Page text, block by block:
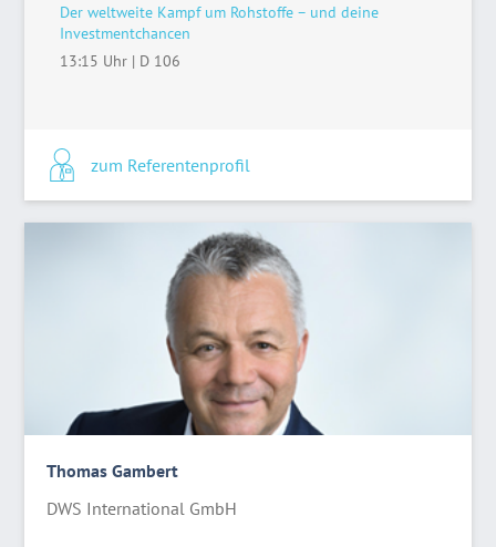
Der weltweite Kampf um Rohstoffe – und deine
Investmentchancen
13:15 Uhr | D 106
zum Referentenprofil
Thomas Gambert
DWS International GmbH